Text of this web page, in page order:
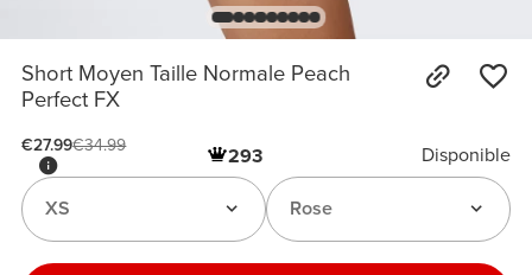
Short Moyen Taille Normale Peach
Perfect FX
€27.99€34.99
293 Disponible
Rose
XS